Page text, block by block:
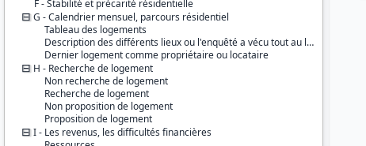
F - Stabilité et précarité résidentielle
G - Calendrier mensuel, parcours résidentiel
Tableau des logements
Description des différents lieux ou l'enquêté a vécu tout au long de sa vie
Dernier logement comme propriétaire ou locataire
H - Recherche de logement
Non recherche de logement
Recherche de logement
Non proposition de logement
Proposition de logement
I - Les revenus, les difficultés financières
Thème :
Conditions de vie et société
Série :Enquête sur les Sans-Domiciles
(SD)
Couverture géographique :
France métropolitaine
Producteurs :
INSEE